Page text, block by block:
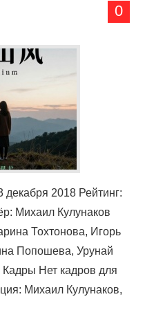
0
2018 Рейтинг:
Михаил Кулунаков
Тохтонова, Игорь
Попошева, Урунай
Нет кадров для
Михаил Кулунаков,